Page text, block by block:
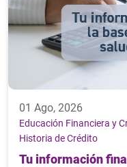
01 Ago, 2026
Educación Financiera y
Historia de Crédito
Tu información